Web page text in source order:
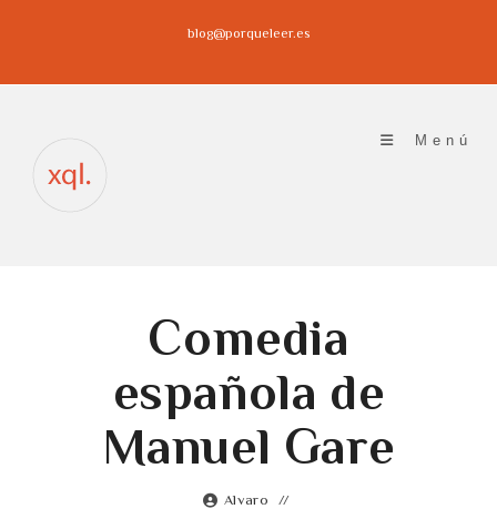
blog@porqueleer.es
Menú
Comedia
española de
Manuel Gare
Alvaro